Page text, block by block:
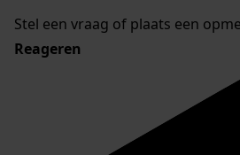
Stel een vraag of plaats een
Reageren